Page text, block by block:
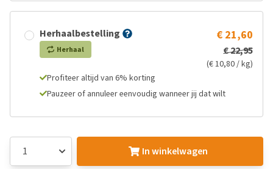
Herhaalbestelling
Herhaal
€ 21,60
€ 22,95
(€ 10,80 / kg)
Profiteer altijd van 6% korting
Pauzeer of annuleer eenvoudig wanneer jij dat wilt
In winkelwagen